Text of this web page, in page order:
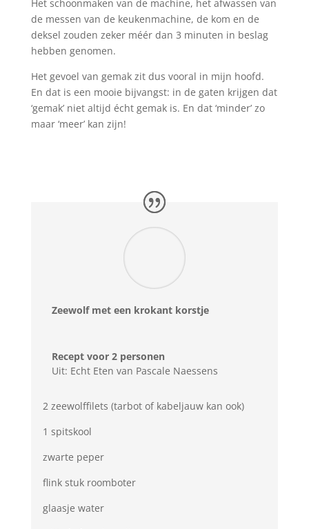
Het schoonmaken van de machine, het afwassen van
de messen van de keukenmachine, de kom en de
deksel zouden zeker méér dan 3 minuten in beslag
hebben genomen.
Het gevoel van gemak zit dus vooral in mijn hoofd.
En dat is een mooie bijvangst: in de gaten krijgen dat
‘gemak’ niet altijd écht gemak is. En dat ‘minder’ zo
maar ‘meer’ kan zijn!
Zeewolf met een krokant korstje
Recept voor 2 personen
Uit: Echt Eten van Pascale Naessens
2 zeewolffilets (tarbot of kabeljauw kan ook)
1 spitskool
zwarte peper
flink stuk roomboter
glaasje water